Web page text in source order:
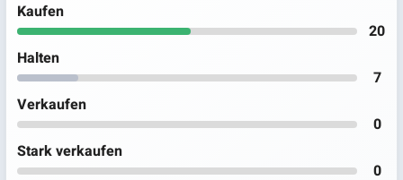
Kaufen
20
Halten
7
Verkaufen
0
Stark verkaufen
0